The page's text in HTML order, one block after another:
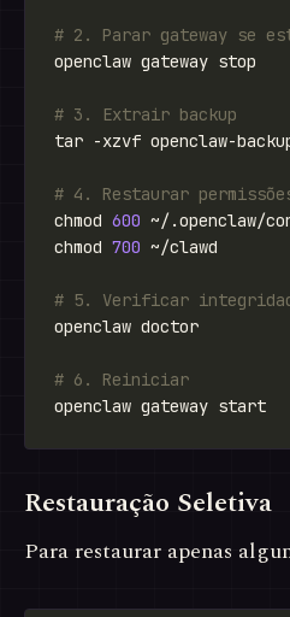
# 2. Parar gateway se
# 3. Extrair backup
# 4. Restaurar
chmod 600
chmod 700
# 5. Verificar
# 6. Reiniciar
Restauração Seletiva
Para restaurar apenas